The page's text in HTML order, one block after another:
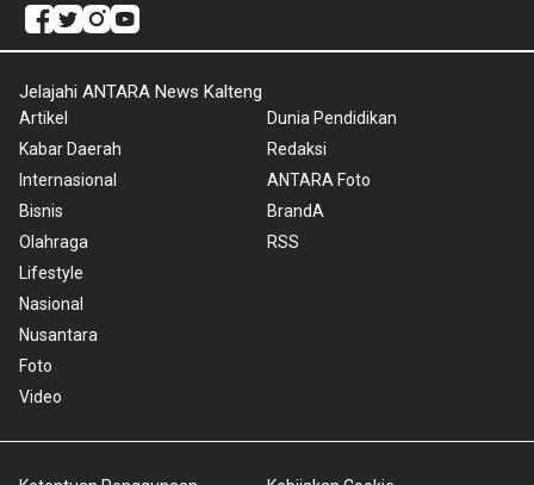
Jelajahi ANTARA News Kalteng
Artikel
Kabar Daerah
Internasional
Bisnis
Olahraga
Lifestyle
Nasional
Nusantara
Foto
Video
Dunia Pendidikan
Redaksi
ANTARA Foto
BrandA
RSS